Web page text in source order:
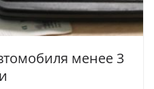
менее 3